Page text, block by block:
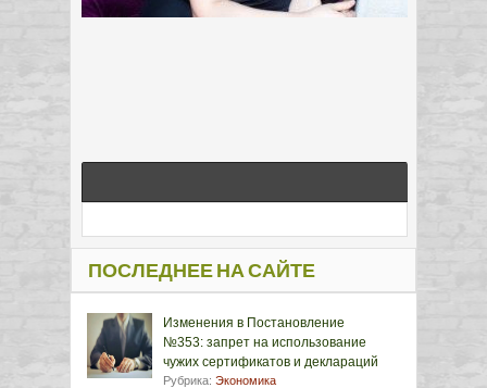
ПОСЛЕДНЕЕ НА САЙТЕ
Изменения в Постановление
№353: запрет на использование
чужих сертификатов и деклараций
Рубрика: Экономика